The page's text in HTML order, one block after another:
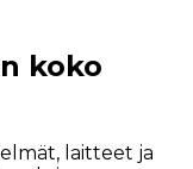
koko
laitteet ja